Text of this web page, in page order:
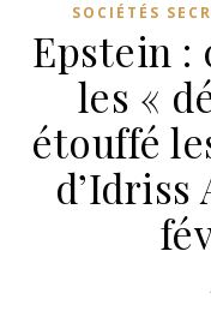
SOCIÉTÉS
Epstein :
les «
étouffé
d’Idriss